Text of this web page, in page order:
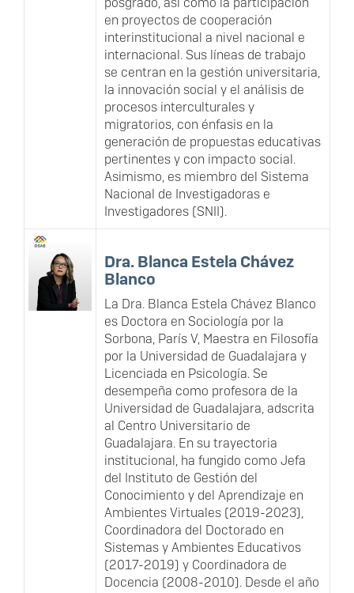
en proyectos de cooperación
interinstitucional a nivel nacional e
internacional. Sus líneas de trabajo
se centran en la gestión universitaria,
la innovación social y el análisis de
procesos interculturales y
migratorios, con énfasis en la
generación de propuestas educativas
pertinentes y con impacto social.
Asimismo, es miembro del Sistema
Nacional de Investigadoras e
Investigadores (SNII).
Dra. Blanca Estela Chávez
Blanco
La Dra. Blanca Estela Chávez Blanco
es Doctora en Sociología por la
Sorbona, París V, Maestra en Filosofía
por la Universidad de Guadalajara y
Licenciada en Psicología. Se
desempeña como profesora de la
Universidad de Guadalajara, adscrita
al Centro Universitario de
Guadalajara. En su trayectoria
institucional, ha fungido como Jefa
del Instituto de Gestión del
Conocimiento y del Aprendizaje en
Ambientes Virtuales (2019-2023),
Coordinadora del Doctorado en
Sistemas y Ambientes Educativos
(2017-2019) y Coordinadora de
Docencia (2008-2010). Desde el año